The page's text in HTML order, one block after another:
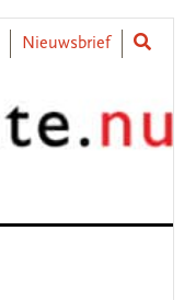
Nieuwsbrief